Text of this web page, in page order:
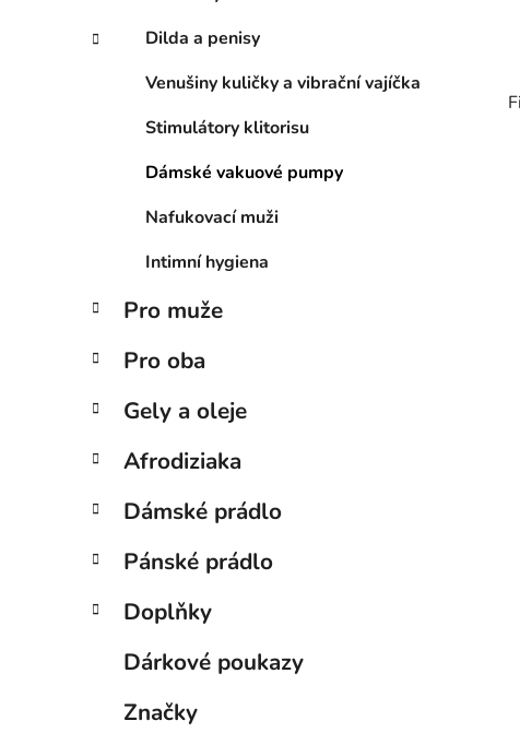
Dilda a penisy
Venušiny kuličky a vibrační vajíčka
Stimulátory klitorisu
Dámské vakuové pumpy
Nafukovací muži
Intimní hygiena
Pro muže
Pro oba
Gely a oleje
Afrodiziaka
Dámské prádlo
Pánské prádlo
Doplňky
Dárkové poukazy
Značky